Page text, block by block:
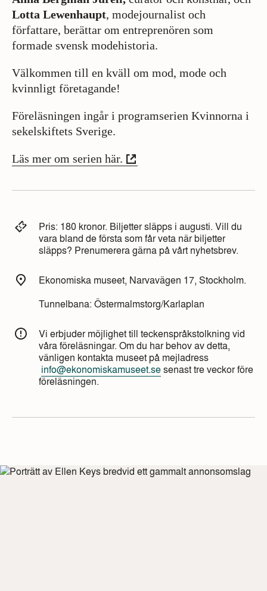
Lotta Lewenhaupt, modejournalist och
författare, berättar om entreprenören som
formade svensk modehistoria.
Välkommen till en kväll om mod, mode och
kvinnligt företagande!
Föreläsningen ingår i programserien Kvinnorna i
sekelskiftets Sverige.
Läs mer om serien här.
Pris: 180 kronor. Biljetter släpps i augusti. Vill du
vara bland de första som får veta när biljetter
släpps? Prenumerera gärna på vårt nyhetsbrev.
Ekonomiska museet, Narvavägen 17, Stockholm.
Tunnelbana: Östermalmstorg/Karlaplan
Vi erbjuder möjlighet till teckenspråkstolkning vid
våra föreläsningar. Om du har behov av detta,
vänligen kontakta museet på mejladress
info@ekonomiskamuseet.sesenast tre veckor före
föreläsningen.